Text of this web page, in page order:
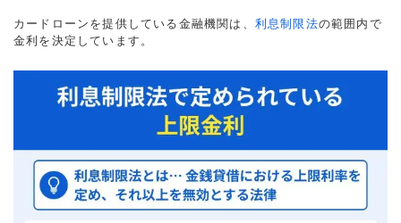
カードローンを提供している金融機関は、 利息制限法の範囲内で
金利を決定しています。